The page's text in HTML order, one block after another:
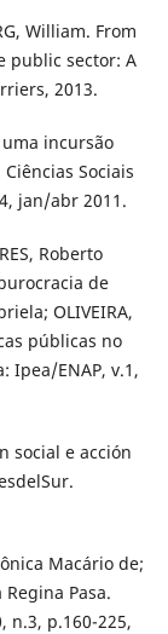
William. From
public sector: A
2013.
uma incursão
Sociais
jan/abr 2011.
Roberto
de
OLIVEIRA,
públicas no
Ipea/ENAP, v.1,
social e acción
Macário de;
Regina Pasa.
n.3, p.160-225,